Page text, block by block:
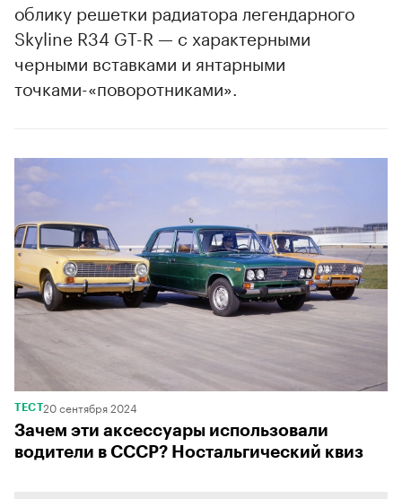
облику решетки радиатора легендарного
Skyline R34 GT-R — с характерными
черными вставками и янтарными
точками-«поворотниками».
ТЕСТ20 сентября 2024
Зачем эти аксессуары использовали
водители в СССР? Ностальгический квиз